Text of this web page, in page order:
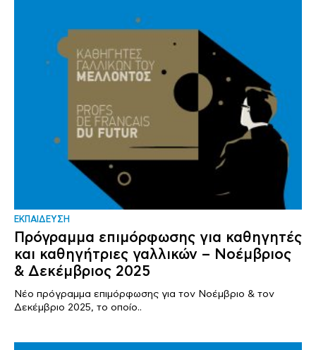
ΕΚΠΑΙΔΕΥΣΗ
Πρόγραμμα επιμόρφωσης για καθηγητές
και καθηγήτριες γαλλικών – Νοέμβριος
& Δεκέμβριος 2025
Νέο πρόγραμμα επιμόρφωσης για τον Νοέμβριο & τον
Δεκέμβριο 2025, το οποίο..